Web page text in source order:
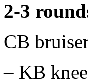
2-3
CB
– KB